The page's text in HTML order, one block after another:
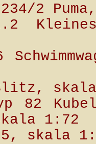
2
82
1:72
skala